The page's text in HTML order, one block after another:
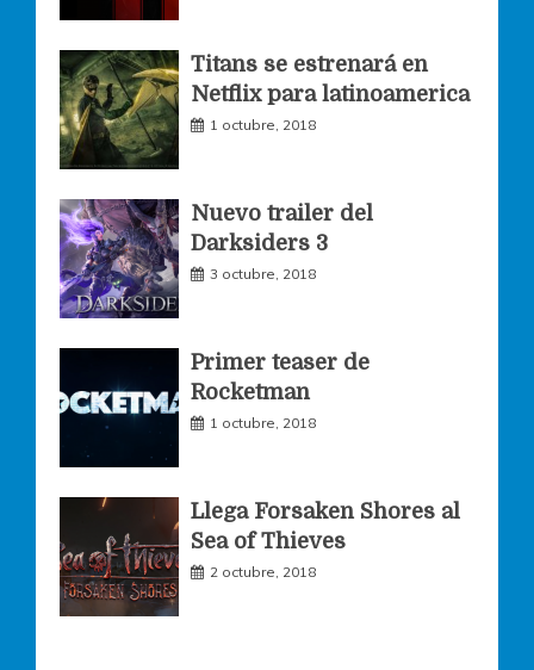
o
o
g
m
r
Titans se estrenará en
Netflix para latinoamerica
1 octubre, 2018
Nuevo trailer del
Darksiders 3
3 octubre, 2018
Primer teaser de
Rocketman
1 octubre, 2018
Llega Forsaken Shores al
Sea of Thieves
2 octubre, 2018